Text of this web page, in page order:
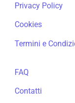
Privacy Policy
Cookies
Termini e
FAQ
Contatti